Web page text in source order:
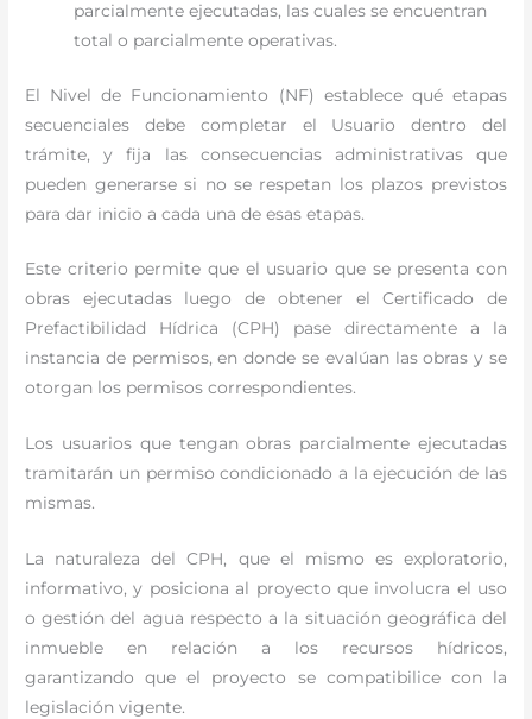
parcialmente ejecutadas, las cuales se encuentran
total o parcialmente operativas.
El Nivel de Funcionamiento (NF) establece qué etapas
secuenciales debe completar el Usuario dentro del
trámite, y fija las consecuencias administrativas que
pueden generarse si no se respetan los plazos previstos
para dar inicio a cada una de esas etapas.
Este criterio permite que el usuario que se presenta con
obras ejecutadas luego de obtener el Certificado de
Prefactibilidad Hídrica (CPH) pase directamente a la
instancia de permisos, en donde se evalúan las obras y se
otorgan los permisos correspondientes.
Los usuarios que tengan obras parcialmente ejecutadas
tramitarán un permiso condicionado a la ejecución de las
mismas.
La naturaleza del CPH, que el mismo es exploratorio,
informativo, y posiciona al proyecto que involucra el uso
o gestión del agua respecto a la situación geográfica del
inmueble en relación a los recursos hídricos,
garantizando que el proyecto se compatibilice con la
legislación vigente.